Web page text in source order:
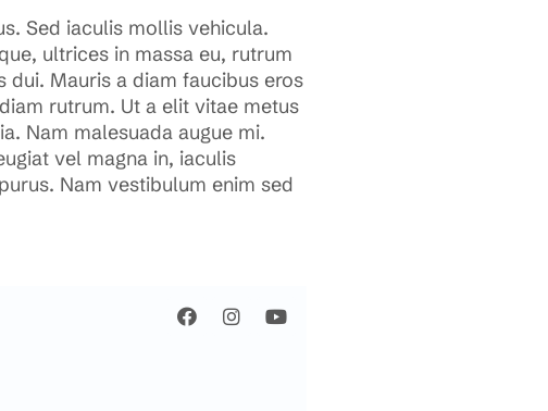
Sed iaculis mollis vehicula.
ultrices in massa eu, rutrum
dui. Mauris a diam faucibus eros
rutrum. Ut a elit vitae metus
Nam malesuada augue mi.
vel magna in, iaculis
Nam vestibulum enim sed